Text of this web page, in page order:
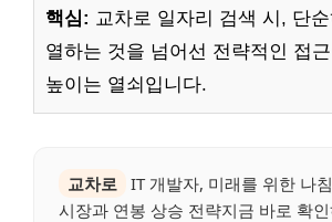
핵심: 교차로 일자리 검색 시, 단
열하는 것을 넘어선 전략적인 접
높이는 열쇠입니다.
교차로
IT 개발자, 미래를 위한 나
시장과 연봉 상승 전략지금 바로 확